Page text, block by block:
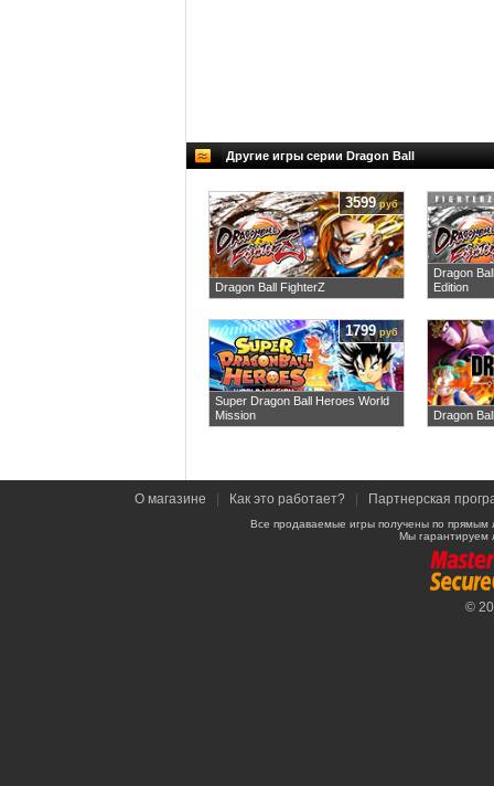
Другие игры серии Dragon Ball
Dragon Ball FighterZ
3599руб
Dragon
Edition
Super Dragon Ball Heroes World
Mission
1799руб
Dragon
О магазине Как это работает? Партнерская
Все продаваемые игры получены по
Мы гарантируем
©